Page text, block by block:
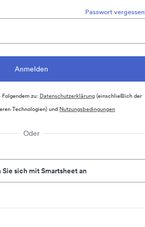
Passwort
zu: Datenschutzerklärung(einschließlich der
Technologien) und Nutzungsbedingungen
Oder
sich mit Smartsheet an